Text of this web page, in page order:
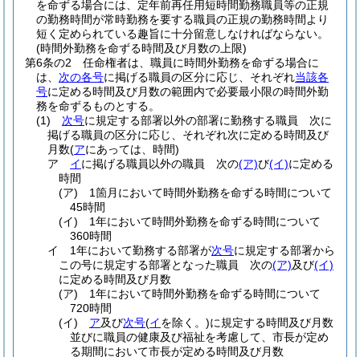
を命ずる場合には、定年前再任用短時間勤務職員等の正規
の勤務時間が常時勤務を要する職員の正規の勤務時間より
短く定められている趣旨に十分留意しなければならない。
(時間外勤務を命ずる時間及び月数の上限)
第6条の2
任命権者は、職員に時間外勤務を命ずる場合に
は、 次の各号に掲げる職員の区分に応じ、それぞれ当該各
号に定める時間及び月数の範囲内で必要最小限の時間外勤
務を命ずるものとする。
(1)
次号に規定する部署以外の部署に勤務する職員 次に
掲げる職員の区分に応じ、それぞれ次に定める時間及び
月数(アにあっては、時間)
ア
イに掲げる職員以外の職員 次の(ア)び(イ)に定める
時間
(ア)
1箇月において時間外勤務を命ずる時間について
45時間
(イ)
1年において時間外勤務を命ずる時間について
360時間
イ
1年において勤務する部署が次号に規定する部署から
この号に規定する部署となった職員 次の(ア)及び(イ)
に定める時間及び月数
(ア)
1年において時間外勤務を命ずる時間について
720時間
(イ)
ア及び次号(イを除く。)に規定する時間及び月数
並びに職員の健康及び福祉を考慮して、市長が定め
る期間において市長が定める時間及び月数